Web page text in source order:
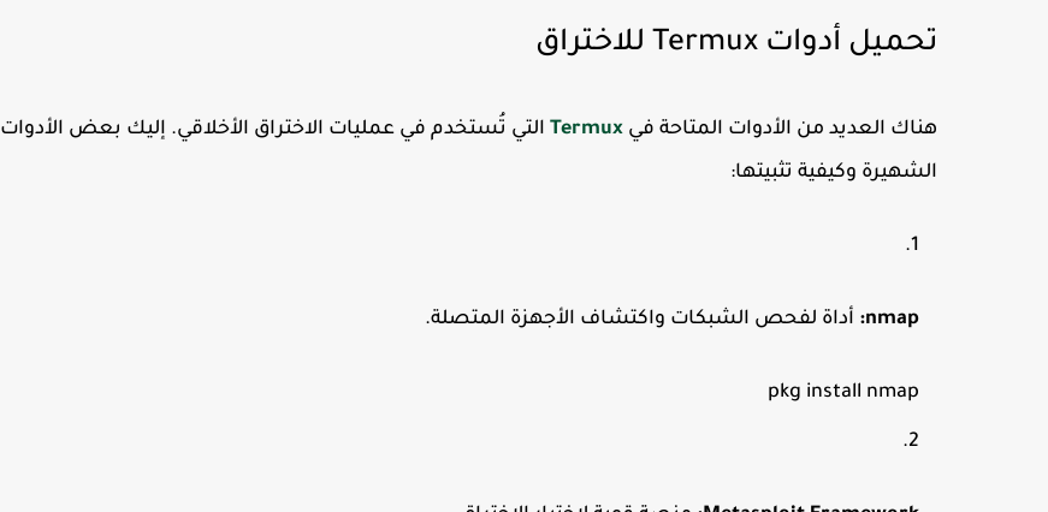
تحميل أدوات Termux للاختراق
هناك العديد من الأدوات المتاحة في Termux التي تُستخدم في عمليات الاختراق الأخلاقي. إليك بعض الأدوات
الشهيرة وكيفية تثبيتها:
nmap: أداة لفحص الشبكات واكتشاف الأجهزة المتصلة.
pkg install nmap